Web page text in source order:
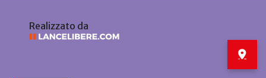
Realizzato da